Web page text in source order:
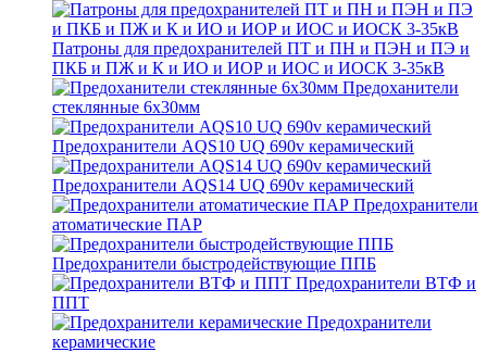
Патроны для предохранителей ПТ и ПН и ПЭН и ПЭ и
ПКБ и ПЖ и К и ИО и ИОР и ИОС и ИОСК 3-35кВ
Предоханители
стеклянные 6х30мм
Предохранители AQS10 UQ 690v керамический
Предохранители AQS14 UQ 690v керамический
Предохранители
атоматические ПАР
Предохранители быстродействующие ППБ
Предохранители ВТФ и
ППТ
Предохранители
керамические